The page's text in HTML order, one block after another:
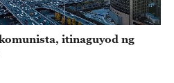
itinaguyod ng